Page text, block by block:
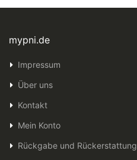
mypni.de
Impressum
Über uns
Kontakt
Mein Konto
Rückgabe und Rückerstattung